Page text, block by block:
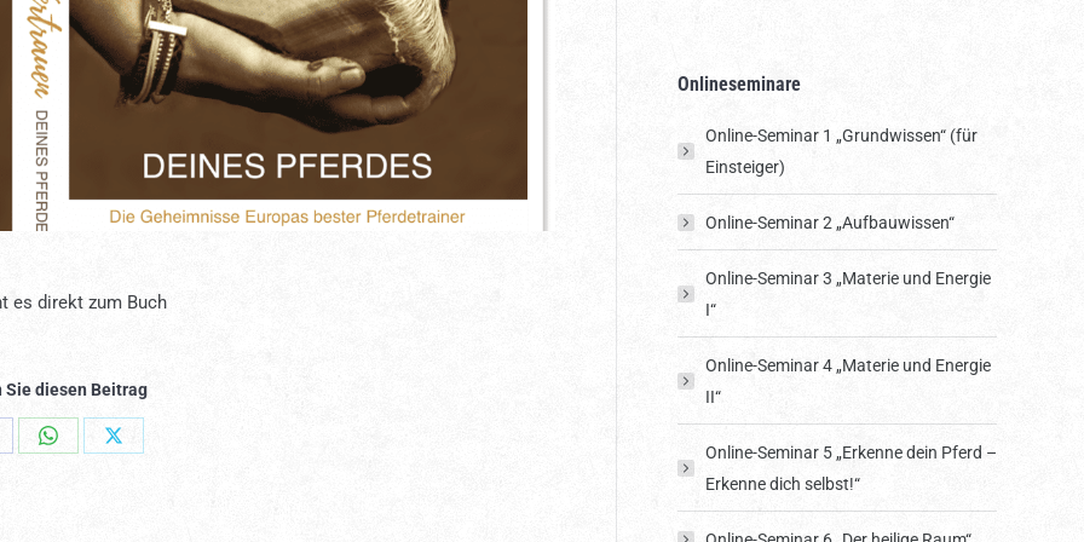
es direkt zum Buch
Sie diesen Beitrag
Share
Share
Onlineseminare
Online-Seminar 1 „Grundwissen“ (für
Einsteiger)
Online-Seminar 2 „Aufbauwissen“
Online-Seminar 3 „Materie und Energie
I“
Online-Seminar 4 „Materie und Energie
II“
Online-Seminar 5 „Erkenne dein Pferd –
Erkenne dich selbst!“